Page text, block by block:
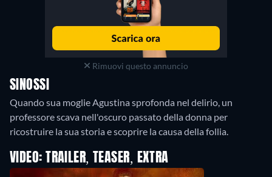
Rimuovi questo annuncio
SINOSSI
Quando sua moglie Agustina sprofonda nel delirio, un
professore scava nell'oscuro passato della donna per
ricostruire la sua storia e scoprire la causa della follia.
VIDEO: TRAILER, TEASER, EXTRA